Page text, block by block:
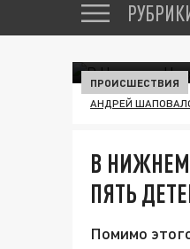
ПРОИСШЕСТВИЯ
АНДРЕЙ
В НИЖНЕМ
ПЯТЬ
Помимо